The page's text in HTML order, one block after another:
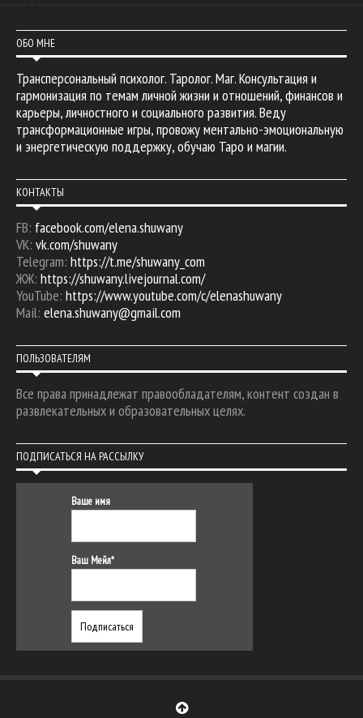
ОБО МНЕ
Трансперсональный психолог. Таролог. Маг. Консультация и
гармонизация по темам личной жизни и отношений, финансов и
карьеры, личностного и социального развития. Веду
трансформационные игры, провожу ментально-эмоциональную
и энергетическую поддержку, обучаю Таро и магии.
КОНТАКТЫ
FB: facebook.com/elena.shuwany
VK: vk.com/shuwany
Telegram: https://t.me/shuwany_com
ЖЖ: https://shuwany.livejournal.com/
YouTube: https://www.youtube.com/c/elenashuwany
Mail: elena.shuwany@gmail.com
ПОЛЬЗОВАТЕЛЯМ
Все права принадлежат правообладателям, контент создан в
развлекательных и образовательных целях.
ПОДПИСАТЬСЯ НА РАССЫЛКУ
Ваше имя
Ваш Мейл*